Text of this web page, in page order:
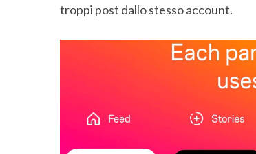
troppi post dallo stesso account.